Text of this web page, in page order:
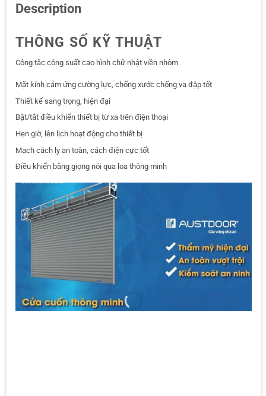
Description
THÔNG SỐ KỸ THUẬT
Công tắc công suất cao hình chữ nhật viền nhôm
Mặt kính cảm ứng cường lực, chống xước chống va đập tốt
Thiết kế sang trọng, hiện đại
Bật/tắt điều khiển thiết bị từ xa trên điện thoại
Hẹn giờ, lên lịch hoạt động cho thiết bị
Mạch cách ly an toàn, cách điện cực tốt
Điều khiển bằng giọng nói qua loa thông minh